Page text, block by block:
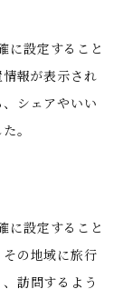
設定すること
報が表示され
シェアやいい
。
設定すること
の地域に旅行
訪問するよう